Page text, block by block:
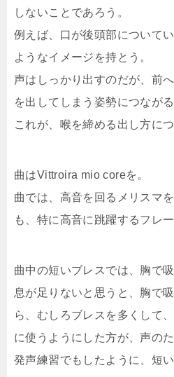
しないことであろう。
例えば、口が後頭部について
ようなイメージを持とう。
声はしっかり出すのだが、前
を出してしまう姿勢につながる
これが、喉を締める出し方につ
曲はVittroira mio coreを。
曲では、高音を回るメリスマ
も、特に高音に跳躍するフレ
曲中の短いブレスでは、胸で
息が足りないと思うと、胸で
ら、むしろブレスを多くして
に使うようにした方が、声の
発声練習でもしたように、短